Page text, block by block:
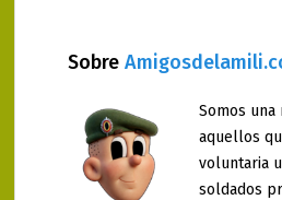
Sobre
Somos
aquellos
voluntaria
soldados